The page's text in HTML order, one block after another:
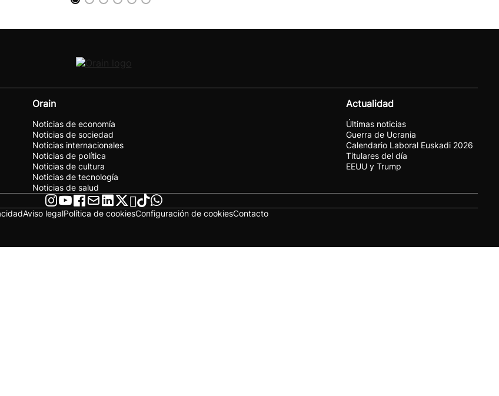
Orain
Noticias de economía
Noticias de sociedad
Noticias internacionales
Noticias de política
Noticias de cultura
Noticias de tecnología
Noticias de salud
Actualidad
Últimas noticias
Guerra de Ucrania
Calendario Laboral Euskadi 2026
Titulares del día
EEUU y Trump
Aviso legalPolítica de cookiesConfiguración de cookiesContacto